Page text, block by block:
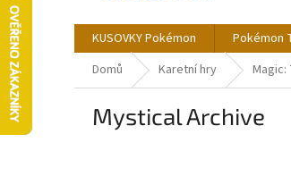
KUSOVKY Pokémon Pokémon
Domů
Karetní hry Magic:
Mystical Archive